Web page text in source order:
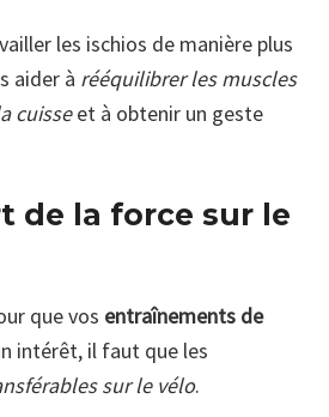
les ischios de manière plus
aider à rééquilibrer les muscles
cuisseet à obtenir un geste
de la force sur le
que vos entraînements de
intérêt, il faut que les
sur le vélo.